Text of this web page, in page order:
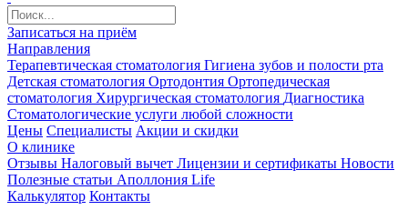
Записаться на приём
Направления
Терапевтическая стоматология Гигиена зубов и полости рта
Детская стоматология Ортодонтия Ортопедическая
стоматология Хирургическая стоматология Диагностика
Стоматологические услуги любой сложности
Цены Специалисты Акции и скидки
О клинике
Отзывы Налоговый вычет Лицензии и сертификаты Новости
Полезные статьи Аполлония Life
Калькулятор Контакты